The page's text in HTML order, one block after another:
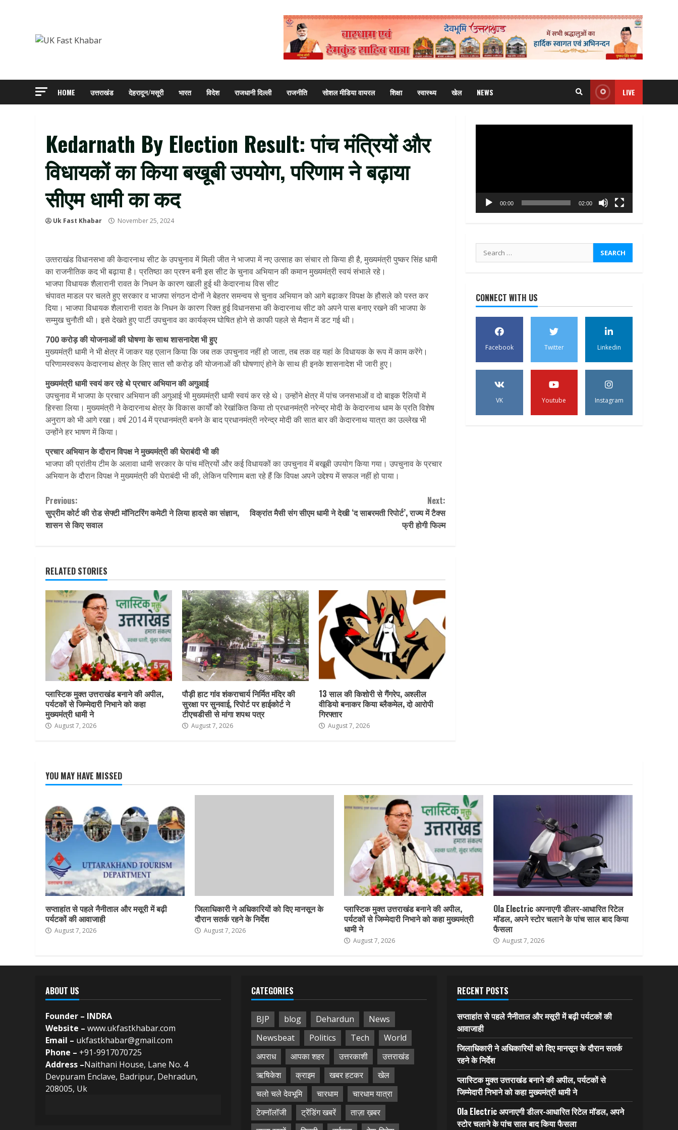
HOME उत्तराखंड देहरादून/मसूरी भारत विदेश राजधानी दिल्ली राजनीति सोशल मीडिया वायरल शिक्षा स्वास्थ्य खेल NEWS LIVE
Kedarnath By Election Result: पांच मंत्रियों और
विधायकों का किया बखूबी उपयोग, परिणाम ने बढ़ाया
सीएम धामी का कद
Uk Fast Khabar November 25, 2024
उत्‍तराखंड विधानसभा की केदारनाथ सीट के उपचुनाव में मिली जीत ने भाजपा में नए उत्साह का संचार तो किया ही है, मुख्यमंत्री पुष्कर सिंह धामी
का राजनीतिक कद भी बढ़ाया है। प्रतिष्ठा का प्रश्न बनी इस सीट के चुनाव अभियान की कमान मुख्यमंत्री स्वयं संभाले रहे।
भाजपा विधायक शैलारानी रावत के निधन के कारण खाली हुई थी केदारनाथ विस सीट
चंपावत माडल पर चलते हुए सरकार व भाजपा संगठन दोनों ने बेहतर समन्वय से चुनाव अभियान को आगे बढ़ाकर विपक्ष के हौसले को पस्त कर
दिया। भाजपा विधायक शैलारानी रावत के निधन के कारण रिक्त हुई विधानसभा की केदारनाथ सीट को अपने पास बनाए रखने की भाजपा के
सम्मुख चुनौती थी। इसे देखते हुए पार्टी उपचुनाव का कार्यक्रम घोषित होने से काफी पहले से मैदान में डट गई थी।
700 करोड़ की योजनाओं की घोषणा के साथ शासनादेश भी हुए
मुख्यमंत्री धामी ने भी क्षेत्र में जाकर यह एलान किया कि जब तक उपचुनाव नहीं हो जाता, तब तक वह यहां के विधायक के रूप में काम करेंगे।
परिणामस्वरूप केदारनाथ क्षेत्र के लिए सात सौ करोड़ की योजनाओं की घोषणाएं होने के साथ ही इनके शासनादेश भी जारी हुए।
मुख्यमंत्री धामी स्वयं कर रहे थे प्रचार अभियान की अगुआई
उपचुनाव में भाजपा के प्रचार अभियान की अगुआई भी मुख्यमंत्री धामी स्वयं कर रहे थे। उन्होंने क्षेत्र में पांच जनसभाओं व दो बाइक रैलियों में
हिस्सा लिया। मुख्यमंत्री ने केदारनाथ क्षेत्र के विकास कार्यों को रेखांकित किया तो प्रधानमंत्री नरेन्द्र मोदी के केदारनाथ धाम के प्रति विशेष
अनुराग को भी आगे रखा। वर्ष 2014 में प्रधानमंत्री बनने के बाद प्रधानमंत्री नरेन्द्र मोदी की सात बार की केदारनाथ यात्रा का उल्लेख भी
उन्होंने हर भाषण में किया।
प्रचार अभियान के दौरान विपक्ष ने मुख्यमंत्री की घेराबंदी भी की
भाजपा की प्रांतीय टीम के अलावा धामी सरकार के पांच मंत्रियों और कई विधायकों का उपचुनाव में बखूबी उपयोग किया गया। उपचुनाव के प्रचार
अभियान के दौरान विपक्ष ने मुख्यमंत्री की घेराबंदी भी की, लेकिन परिणाम बता रहे हैं कि विपक्ष अपने उद्देश्य में सफल नहीं हो पाया।
Continue
Reading
Previous:
सुप्रीम कोर्ट की रोड सेफ्टी मॉनिटरिंग कमेटी ने लिया हादसे का संज्ञान,
शासन से किए सवाल
Next:
विक्रांत मैसी संग सीएम धामी ने देखी ‘द साबरमती रिपोर्ट’, राज्‍य में टैक्‍स
फ्री होगी फ‍िल्‍म
RELATED STORIES
प्लास्टिक मुक्त उत्तराखंड बनाने की अपील,
पर्यटकों से जिम्मेदारी निभाने को कहा
मुख्यमंत्री धामी ने
August 7, 2026
पौड़ी हाट गांव शंकराचार्य निर्मित मंदिर की
सुरक्षा पर सुनवाई, रिपोर्ट पर हाईकोर्ट ने
टीएचडीसी से मांगा शपथ पत्र
August 7, 2026
13 साल की किशोरी से गैंगरेप, अश्लील
वीडियो बनाकर किया ब्लैकमेल, दो आरोपी
गिरफ्तार
August 7, 2026
00:00 02:00
Search
for:
CONNECT WITH US
Facebook Twitter Linkedin
VK Youtube Instagram
YOU MAY HAVE MISSED
सप्ताहांत से पहले नैनीताल और मसूरी में बढ़ी
पर्यटकों की आवाजाही
August 7, 2026
जिलाधिकारी ने अधिकारियों को दिए मानसून के
दौरान सतर्क रहने के निर्देश
August 7, 2026
प्लास्टिक मुक्त उत्तराखंड बनाने की अपील,
पर्यटकों से जिम्मेदारी निभाने को कहा मुख्यमंत्री
धामी ने
August 7, 2026
Ola Electric अपनाएगी डीलर-आधारित रिटेल
मॉडल, अपने स्टोर चलाने के पांच साल बाद किया
फैसला
August 7, 2026
ABOUT US
Founder – INDRA
Website – www.ukfastkhabar.com
Email – ukfastkhabar@gmail.com
Phone – +91-9917070725
Address –Naithani House, Lane No. 4
Devpuram Enclave, Badripur, Dehradun,
208005, Uk
CATEGORIES
BJP blog Dehardun
News
Newsbeat
Politics Tech
World
अपराध
आपका शहर उत्तरकाशी
उत्तराखंड
ऋषिकेश
क्राइम खबर हटकर
खेल
चलो चले देवभूमि
चारधाम
चारधाम यात्रा
टेक्नॉलॉजी
ट्रेंडिंग खबरें
ताज़ा ख़बर
RECENT POSTS
सप्ताहांत से पहले नैनीताल और मसूरी में बढ़ी पर्यटकों की
आवाजाही
जिलाधिकारी ने अधिकारियों को दिए मानसून के दौरान सतर्क
रहने के निर्देश
प्लास्टिक मुक्त उत्तराखंड बनाने की अपील, पर्यटकों से
जिम्मेदारी निभाने को कहा मुख्यमंत्री धामी ने
Ola Electric अपनाएगी डीलर-आधारित रिटेल मॉडल, अपने
स्टोर चलाने के पांच साल बाद किया फैसला